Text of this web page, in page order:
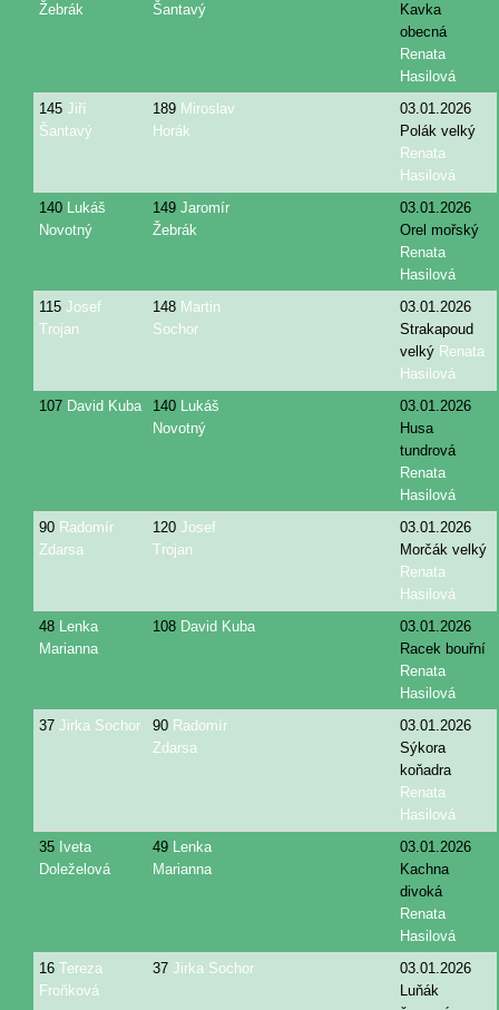
Žebrák
Šantavý
Kavka
obecná
Renata
Hasilová
145 Jiří
Šantavý
189 Miroslav
Horák
03.01.2026
Polák velký
Renata
Hasilová
140 Lukáš
Novotný
149 Jaromír
Žebrák
03.01.2026
Orel mořský
Renata
Hasilová
115 Josef
Trojan
148 Martin
Sochor
03.01.2026
Strakapoud
velký Renata
Hasilová
107 David Kuba 140 Lukáš
Novotný
03.01.2026
Husa
tundrová
Renata
Hasilová
90 Radomír
Zdarsa
120 Josef
Trojan
03.01.2026
Morčák velký
Renata
Hasilová
48 Lenka
Marianna
108 David Kuba
03.01.2026
Racek bouřní
Renata
Hasilová
37 Jirka Sochor 90 Radomír
Zdarsa
03.01.2026
Sýkora
koňadra
Renata
Hasilová
35 Iveta
Doleželová
49 Lenka
Marianna
03.01.2026
Kachna
divoká
Renata
Hasilová
16 Tereza
Froňková
37 Jirka Sochor
03.01.2026
Luňák